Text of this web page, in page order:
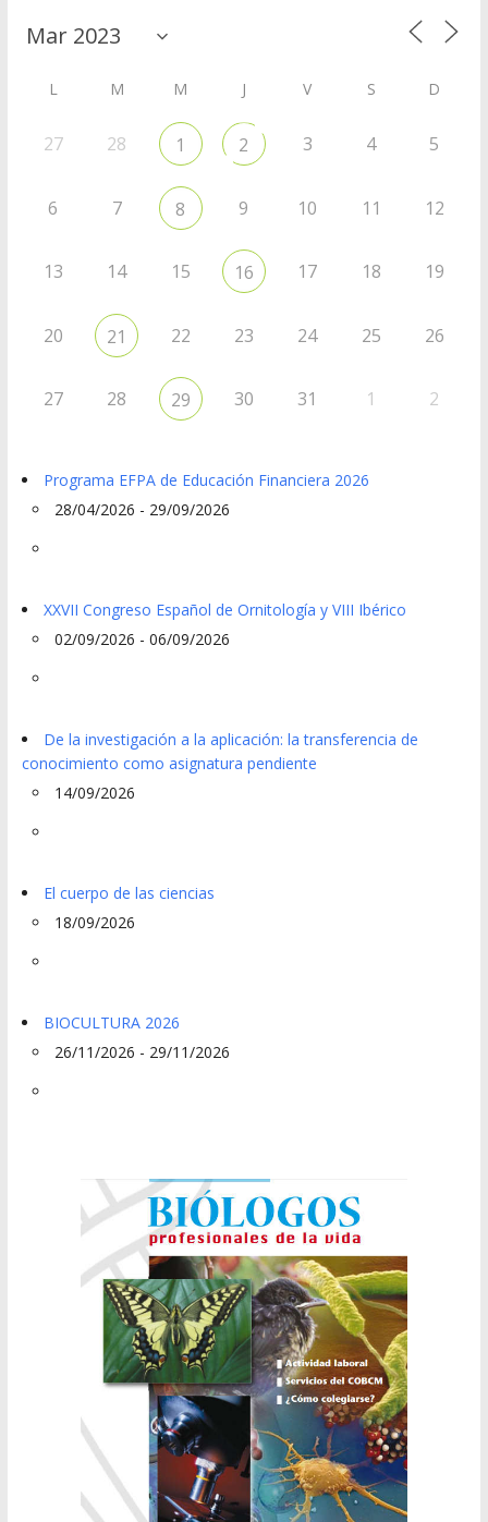
L M M J V S D
27 28 1 2 3 4 5
6 7 8 9 10 11 12
13 14 15 16 17 18 19
20 21 22 23 24 25 26
27 28 29 30 31 1 2
Programa EFPA de Educación Financiera 2026
28/04/2026 - 29/09/2026
XXVII Congreso Español de Ornitología y VIII Ibérico
02/09/2026 - 06/09/2026
De la investigación a la aplicación: la transferencia de
conocimiento como asignatura pendiente
14/09/2026
El cuerpo de las ciencias
18/09/2026
BIOCULTURA 2026
26/11/2026 - 29/11/2026